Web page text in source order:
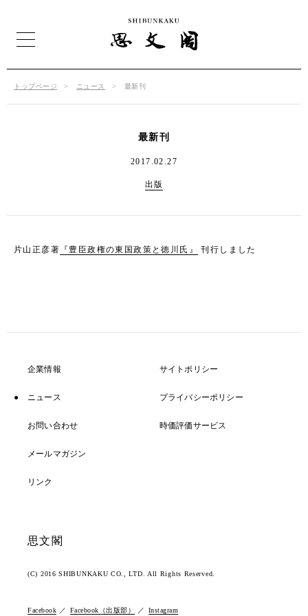
トップページ ニュース 最新刊
最新刊
2017.02.27
出版
片山正彦著 『豊臣政権の東国政策と徳川氏』 刊行しました
企業情報
ニュース
お問い合わせ
メールマガジン
リンク
サイトポリシー
プライバシーポリシー
時価評価サービス
思文閣
(C) 2016 SHIBUNKAKU CO., LTD. All Rights Reserved.
Facebook Facebook（出版部） Instagram